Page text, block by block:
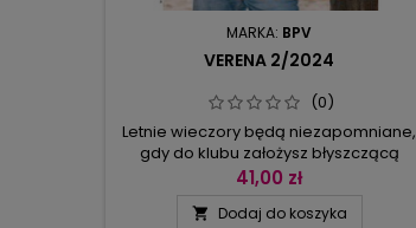
MARKA: BPV
VERENA 2/2024
(0)
Letnie wieczory będą niezapomniane,
gdy do klubu założysz błyszczącą
cekinami czarną bluzkę z seksownymi
ramiączkach spaghetti albo luźną
41,00 zł
 Dodaj do koszyka